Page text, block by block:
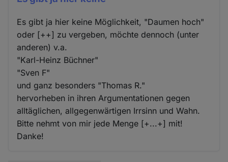
Es gibt ja hier keine Möglichkeit, "Daumen hoch"
oder [++] zu vergeben, möchte dennoch (unter
anderen) v.a.
"Karl-Heinz Büchner"
"Sven F"
und ganz besonders "Thomas R."
hervorheben in ihren Argumentationen gegen
alltäglichen, allgegenwärtigen Irrsinn und Wahn.
Bitte nehmt von mir jede Menge [+...+] mit!
Danke!